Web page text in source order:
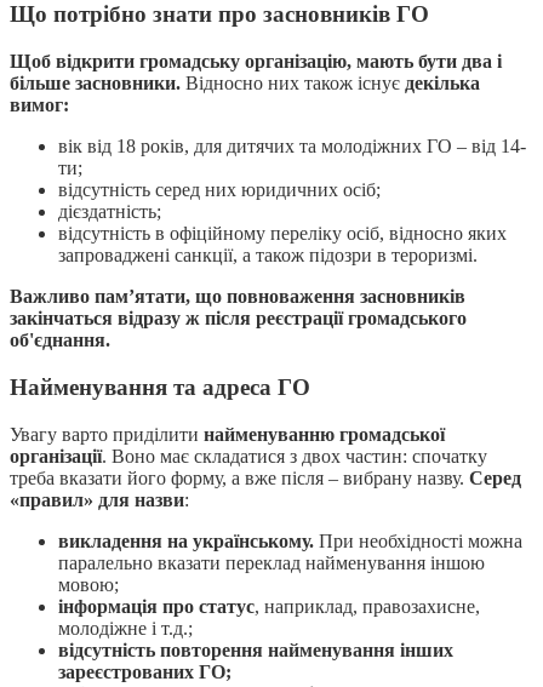
Що потрібно знати про засновників ГО
Щоб відкрити громадську організацію, мають бути два і
більше засновники. Відносно них також існує декілька
вимог:
вік від 18 років, для дитячих та молодіжних ГО – від 14-
ти;
відсутність серед них юридичних осіб;
дієздатність;
відсутність в офіційному переліку осіб, відносно яких
запроваджені санкції, а також підозри в тероризмі.
Важливо пам’ятати, що повноваження засновників
закінчаться відразу ж після реєстрації громадського
об'єднання.
Найменування та адреса ГО
Увагу варто приділити найменуванню громадської
організації. Воно має складатися з двох частин: спочатку
треба вказати його форму, а вже після – вибрану назву. Серед
«правил» для назви:
викладення на українському. При необхідності можна
паралельно вказати переклад найменування іншою
мовою;
інформація про статус, наприклад, правозахисне,
молодіжне і т.д.;
відсутність повторення найменування інших
зареєстрованих ГО;